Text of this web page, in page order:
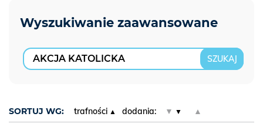
SORTUJ WG: trafności dodania: ▼ ▲